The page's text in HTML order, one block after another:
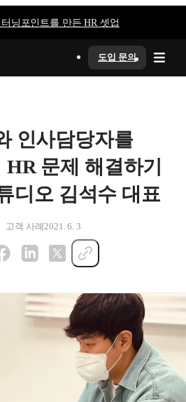
닝포인트를 만든 HR 셋업
도입 문의
인사담당자를
HR 문제 해결하기
디오 김석수 대표
고객 사례 2021. 6. 3